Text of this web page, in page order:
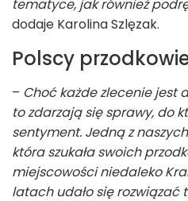
tematyce, jak również
dodaje Karolina Szlęzak.
Polscy
– Choć każde zlecenie jest
to zdarzają się sprawy, do
sentyment. Jedną z
która szukała swoich
miejscowości niedaleko
latach udało się rozwiązać